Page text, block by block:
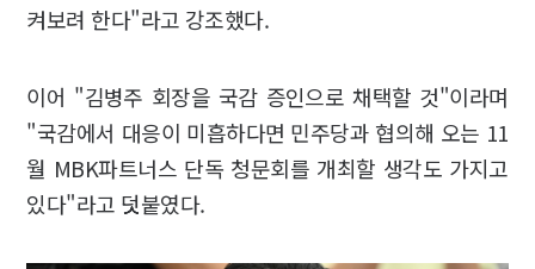
켜보려 한다"라고 강조했다.
이어 "김병주 회장을 국감 증인으로 채택할 것"이라며
"국감에서 대응이 미흡하다면 민주당과 협의해 오는 11
월 MBK파트너스 단독 청문회를 개최할 생각도 가지고
있다"라고 덧붙였다.